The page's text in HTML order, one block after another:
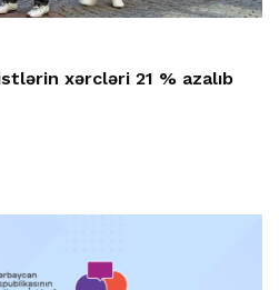
xərcləri 21 % azalıb